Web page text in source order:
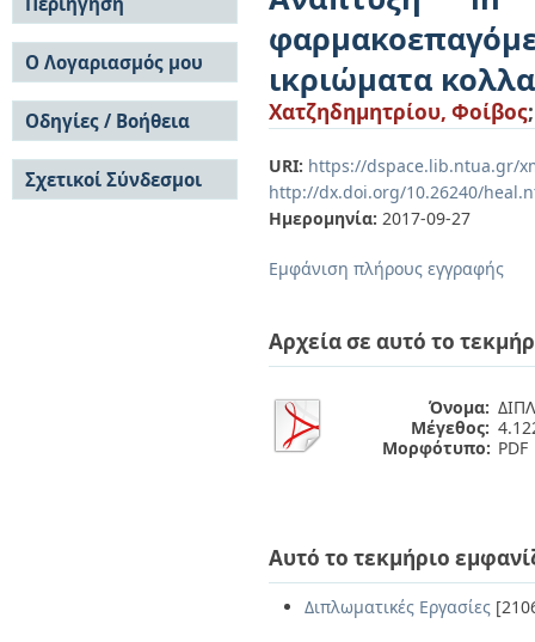
ικριώματα
Χατζηδημητρίου, Φοίβος
URI: https://dspace.lib.ntua.gr/
http://dx.doi.org/10.26240/
Ημερομηνία: 2017-09-27
Εμφάνιση πλήρους εγγραφής
Αρχεία σε αυτό το
Όνομα:
Μέγεθος:
Μορφότυπο: PDF
Αυτό το τεκμήριο
Διπλωματικές Εργασίες
Σε όλο το DSpace
Κοινότητες & Συλλογές
Ανά Ημερομηνία
Έκδοσης
Συγγραφείς
Τίτλοι
Θέματα
Ο Λογαριασμός μου
Σύνδεση
Εγγραφή
Οδηγίες / Βοήθεια
Οδηγίες Υποβολής
Οδηγίες Χρήσης ΙΑ
Συχνές Ερωτήσεις
Σχετικοί Σύνδεσμοι